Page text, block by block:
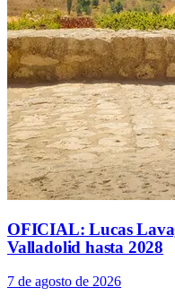
OFICIAL: Lucas
Valladolid hasta 2028
7 de agosto de 2026